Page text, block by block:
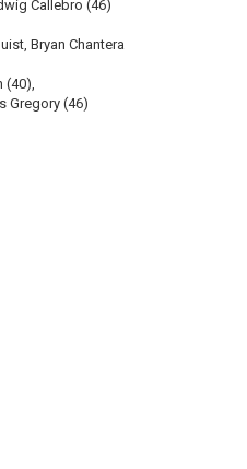
Callebro (46)
Bryan Chantera
(40),
Gregory (46)